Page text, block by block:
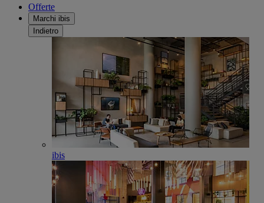
Offerte
Marchi ibis
Indietro
ibis